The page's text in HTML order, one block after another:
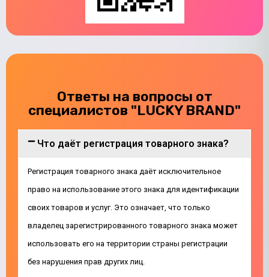
Ответы на вопросы от
специалистов "LUCKY BRAND"
Что даёт регистрация товарного знака?
Регистрация товарного знака даёт исключительное
право на использование этого знака для идентификации
своих товаров и услуг. Это означает, что только
владелец зарегистрированного товарного знака может
использовать его на территории страны регистрации
без нарушения прав других лиц.